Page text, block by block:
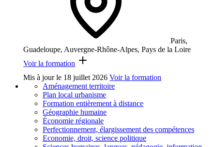
Paris,
Guadeloupe, Auvergne-Rhône-Alpes, Pays de la Loire
Voir la formation
Mis à jour le 18 juillet 2026 Voir la formation
Aménagement territoire
Plan local urbanisme
Formation entièrement à distance
Géographie humaine
Économie régionale
Perfectionnement, élargissement des compétences
Economie, droit, science politique